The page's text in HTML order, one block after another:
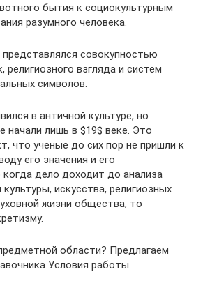
бытия к социокультурным
разумного человека.
совокупностью
религиозного взгляда и систем
символов.
в античной культуре, но
начали лишь в $19$ веке. Это
что ученые до сих пор не пришли к
его значения и его
когда дело доходит до анализа
искусства, религиозных
жизни общества, то
области? Предлагаем
Условия работы